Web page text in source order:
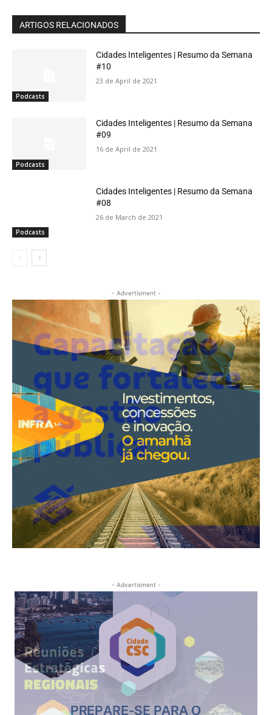
ARTIGOS RELACIONADOS
Podcasts
Cidades Inteligentes | Resumo da Semana
#10
23 de April de 2021
Podcasts
Cidades Inteligentes | Resumo da Semana
#09
16 de April de 2021
Podcasts
Cidades Inteligentes | Resumo da Semana
#08
26 de March de 2021
- Advertisment -
- Advertisment -